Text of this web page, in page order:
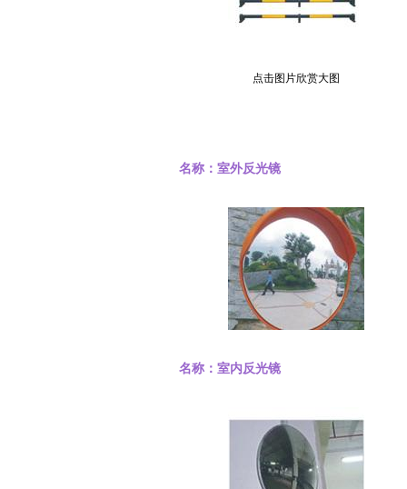
点击图片欣赏大图
名称：室外反光镜
名称：室内反光镜